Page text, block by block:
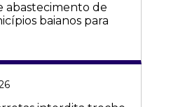
abastecimento de
baianos para